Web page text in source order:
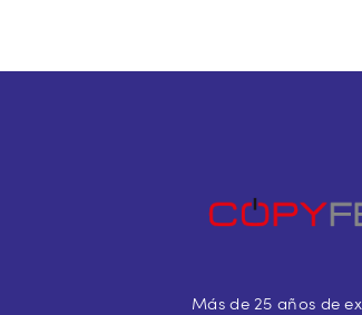
Más de 25 años de